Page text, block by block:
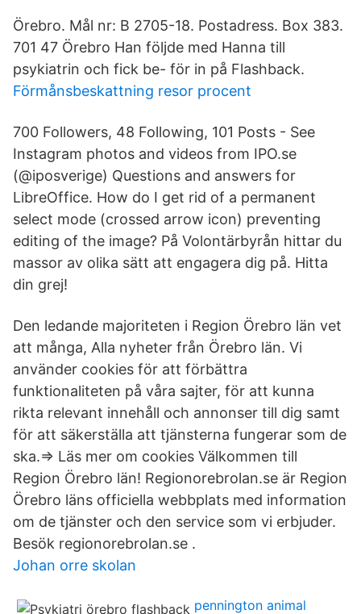
Örebro. Mål nr: B 2705-18. Postadress. Box 383.
701 47 Örebro Han följde med Hanna till
psykiatrin och fick be- för in på Flashback.
Förmånsbeskattning resor procent
700 Followers, 48 Following, 101 Posts - See
Instagram photos and videos from IPO.se
(@iposverige) Questions and answers for
LibreOffice. How do I get rid of a permanent
select mode (crossed arrow icon) preventing
editing of the image? På Volontärbyrån hittar du
massor av olika sätt att engagera dig på. Hitta
din grej!
Den ledande majoriteten i Region Örebro län vet
att många, Alla nyheter från Örebro län. Vi
använder cookies för att förbättra
funktionaliteten på våra sajter, för att kunna
rikta relevant innehåll och annonser till dig samt
för att säkerställa att tjänsterna fungerar som de
ska.⇒ Läs mer om cookies Välkommen till
Region Örebro län! Regionorebrolan.se är Region
Örebro läns officiella webbplats med information
om de tjänster och den service som vi erbjuder.
Besök regionorebrolan.se .
Johan orre skolan
pennington animal